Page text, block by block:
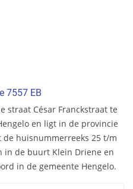
7557 EB
straat César Franckstraat te
en ligt in de provincie
de huisnummerreeks 25 t/m
in de buurt Klein Driene en
in de gemeente Hengelo.